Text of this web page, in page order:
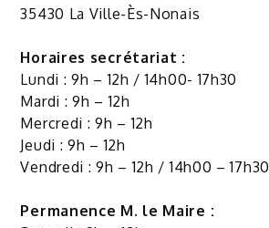
35430 La Ville-Ès-Nonais
Horaires secrétariat :
Lundi : 9h – 12h / 14h00- 17h30
Mardi : 9h – 12h
Mercredi : 9h – 12h
Jeudi : 9h – 12h
Vendredi : 9h – 12h / 14h00 – 17h30
Permanence M. le Maire :